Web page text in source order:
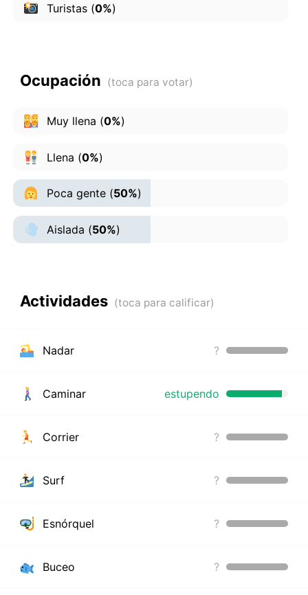
Turistas(0%)
Ocupación
Muy llena (0%)
Llena (0%)
Poca gente(50%)
Aislada (50%)
Actividades
Nadar ?
Caminar estupendo
Corrier ?
Surf ?
Esnórquel ?
Buceo ?